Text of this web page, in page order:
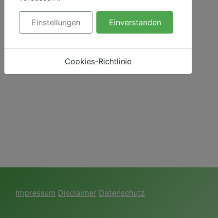
Impressum Disclaimer Datenschutz
Einstellungen Einverstanden
Cookies-Richtlinie